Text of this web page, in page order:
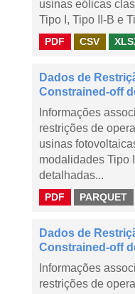
usinas eólicas
Tipo I, Tipo II-B e
PDF CSV
Dados de
Constrained-off
Informações
restrições de
usinas
modalidades Tipo
detalhadas...
PDF PARQUET
Dados de
Constrained-off
Informações
restrições de